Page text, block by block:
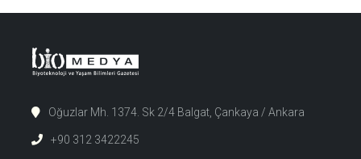
Oğuzlar Mh. 1374. Sk 2/4 Balgat, Çankaya / Ankara
+90 312 3422245